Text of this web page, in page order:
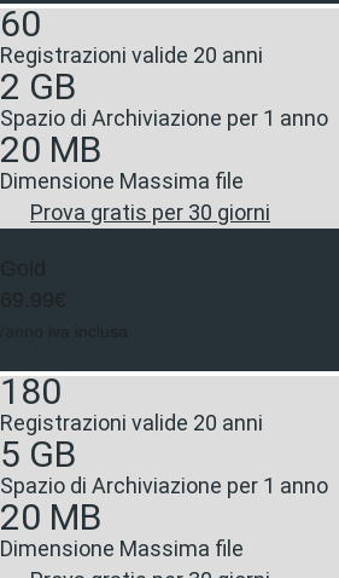
60
Registrazioni valide 20 anni
2 GB
Spazio di Archiviazione per 1 anno
20 MB
Dimensione Massima file
Prova gratis per 30 giorni
Gold
69.99€
/anno iva inclusa
180
Registrazioni valide 20 anni
5 GB
Spazio di Archiviazione per 1 anno
20 MB
Dimensione Massima file